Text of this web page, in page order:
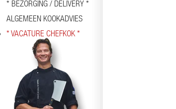
* BEZORGING / DELIVERY *
ALGEMEEN KOOKADVIES
* VACATURE CHEFKOK *